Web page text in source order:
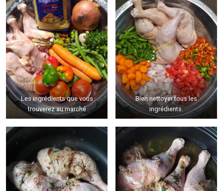
Les ingrédients que vous
trouverez au marché
Bien nettoyer tous les
ingrédients.